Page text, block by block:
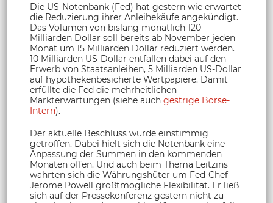
Die US-Notenbank (Fed) hat gestern wie erwartet
die Reduzierung ihrer Anleihekäufe angekündigt.
Das Volumen von bislang monatlich 120
Milliarden Dollar soll bereits ab November jeden
Monat um 15 Milliarden Dollar reduziert werden.
10 Milliarden US-Dollar entfallen dabei auf den
Erwerb von Staatsanleihen, 5 Milliarden US-Dollar
auf hypothekenbesicherte Wertpapiere. Damit
erfüllte die Fed die mehrheitlichen
Markterwartungen (siehe auch gestrige Börse-
Intern).
Der aktuelle Beschluss wurde einstimmig
getroffen. Dabei hielt sich die Notenbank eine
Anpassung der Summen in den kommenden
Monaten offen. Und auch beim Thema Leitzins
wahrten sich die Währungshüter um Fed-Chef
Jerome Powell größtmögliche Flexibilität. Er ließ
sich auf der Pressekonferenz gestern nicht zu